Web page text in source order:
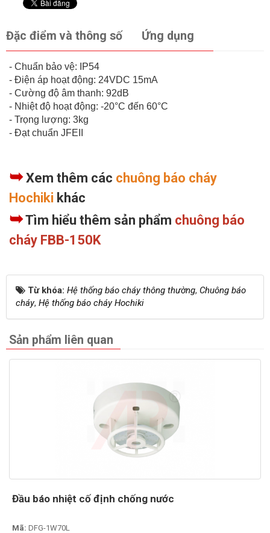
Đặc điểm và thông số Ứng dụng
- Chuẩn bảo vệ: IP54
- Điện áp hoạt động: 24VDC 15mA
- Cường độ âm thanh: 92dB
- Nhiệt độ hoạt động: -20°C đến 60°C
- Trọng lượng: 3kg
- Đạt chuẩn JFEII
➥Xem thêm các chuông báo cháy
Hochiki khác
➥Tìm hiểu thêm sản phẩm chuông báo
cháy FBB-150K
Từ khóa: Hệ thống báo cháy thông thường, Chuông báo
cháy, Hệ thống báo cháy Hochiki
Sản phẩm liên quan
Đầu báo nhiệt cố định chống nước
Mã: DFG-1W70L